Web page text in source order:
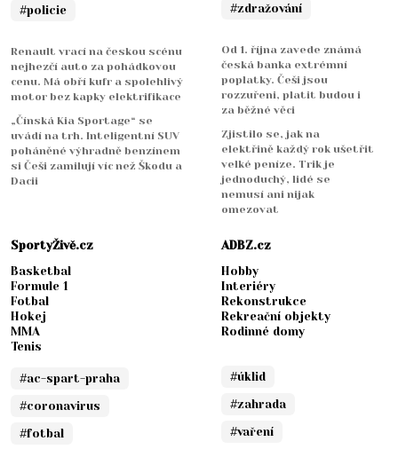
#policie
Renault vrací na českou scénu
nejhezčí auto za pohádkovou
cenu. Má obří kufr a spolehlivý
motor bez kapky elektrifikace
„Čínská Kia Sportage“ se
uvádí na trh. Inteligentní SUV
poháněné výhradně benzínem
si Češi zamilují víc než Škodu a
Dacii
#zdražování
Od 1. října zavede známá
česká banka extrémní
poplatky. Češi jsou
rozzuřeni, platit budou i
za běžné věci
Zjistilo se, jak na
elektřině každý rok ušetřit
velké peníze. Trik je
jednoduchý, lidé se
nemusí ani nijak
omezovat
SportyŽivě.cz
Basketbal
Formule 1
Fotbal
Hokej
MMA
Tenis
#ac-spart-praha
#coronavirus
#fotbal
ADBZ.cz
Hobby
Interiéry
Rekonstrukce
Rekreační objekty
Rodinné domy
#úklid
#zahrada
#vaření